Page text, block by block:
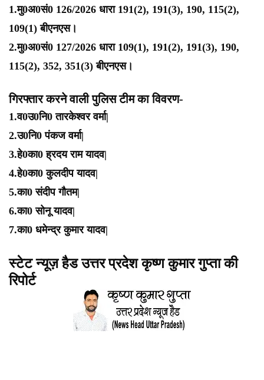
1.मु0अ0सं0 126/2026 धारा 191(2), 191(3), 190, 115(2),
109(1) बीएनएस।
2.मु0अ0सं0 127/2026 धारा 109(1), 191(2), 191(3), 190,
115(2), 352, 351(3) बीएनएस।
गिरफ्तार करने वाली पुलिस टीम का विवरण-
1.व0उ0नि0 तारकेश्वर वर्मा|
2.उ0नि0 पंकज वर्मा|
3.हे0का0 ह्रदय राम यादव|
4.हे0का0 कुलदीप यादव|
5.का0 संदीप गौतम|
6.का0 सोनू यादव|
7.का0 धमेन्द्र कुमार यादव|
स्टेट न्यूज़ हैड उत्तर प्रदेश कृष्ण कुमार गुप्ता की
रिपोर्ट